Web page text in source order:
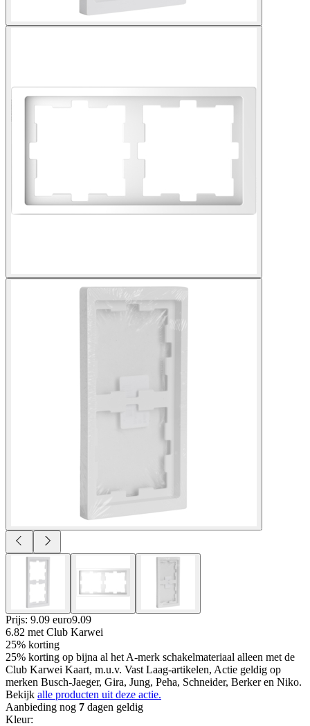
Prijs: 9.09 euro9.09
6.82 met Club Karwei
25% korting
25% korting op bijna al het A-merk schakelmateriaal alleen met de
Club Karwei Kaart, m.u.v. Vast Laag-artikelen, Actie geldig op
merken Busch-Jaeger, Gira, Jung, Peha, Schneider, Berker en Niko.
Bekijk alle producten uit deze actie.
Aanbieding nog 7 dagen geldig
Kleur: